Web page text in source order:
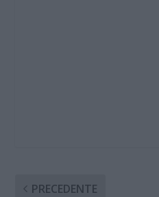
PRECEDENTE